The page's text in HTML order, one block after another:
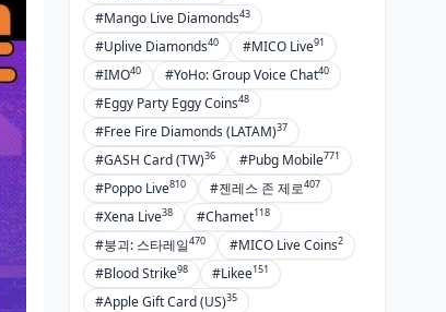
#Mango Live Diamonds43
#Uplive Diamonds40 #MICO Live91
#IMO40 #YoHo: Group Voice Chat40
#Eggy Party Eggy Coins48
#Free Fire Diamonds (LATAM)37
#GASH Card (TW)36 #Pubg Mobile771
#Poppo Live810 #젠레스 존 제로407
#Xena Live38 #Chamet118
#붕괴: 스타레일470 #MICO Live Coins2
#Blood Strike98 #Likee151
#Apple Gift Card (US)35